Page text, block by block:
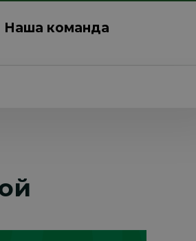
Наша команда